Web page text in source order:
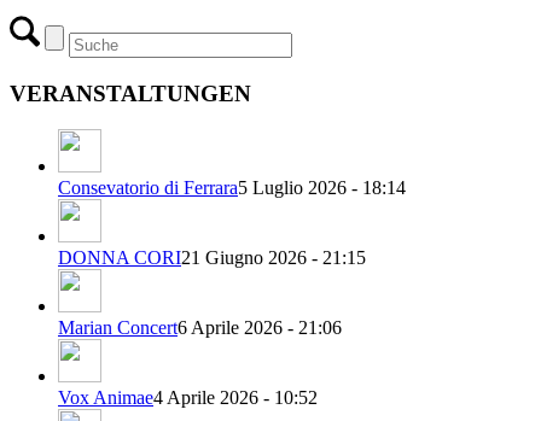
VERANSTALTUNGEN
Consevatorio di Ferrara5 Luglio 2026 - 18:14
DONNA CORI21 Giugno 2026 - 21:15
Marian Concert6 Aprile 2026 - 21:06
Vox Animae4 Aprile 2026 - 10:52